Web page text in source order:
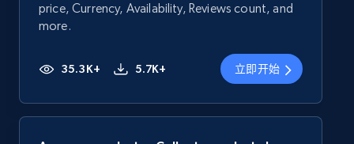
price, Currency, Availability, Reviews count, and
more.
35.3K+ 5.7K+ 立即开始